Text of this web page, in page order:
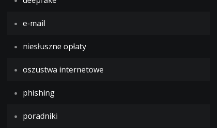
e-mail
niesłuszne opłaty
oszustwa internetowe
phishing
poradniki